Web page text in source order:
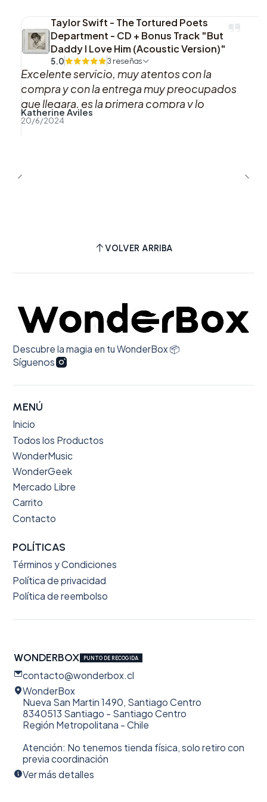
esta etapa de Niall Horan y buscan el álbum en
formato físico con firma e inserto. La
combinación de contenido confirmado y
presentación autografiada le da un perfil más
atractivo para guardar, regalar o sumar a la
colección personal.
Taylor Swift - The Tortured Poets
Department - CD + Bonus Track "But
Daddy I Love Him (Acoustic Version)"
5.0 3 reseñas
Excelente servicio, muy atentos con la
compra y con la entrega muy preocupados
que llegara, es la primera compra y lo
recomiendo al 100%, gracias
Katherine Aviles
20/6/2024
VOLVER ARRIBA
Descubre la magia en tu WonderBox 📦
Síguenos
MENÚ
Inicio
Todos los Productos
WonderMusic
WonderGeek
Mercado Libre
Carrito
Contacto
POLÍTICAS
Términos y Condiciones
Política de privacidad
Política de reembolso
WONDERBOX PUNTO DE RECOGIDA
contacto@wonderbox.cl
WonderBox
Nueva San Martin 1490, Santiago Centro
8340513 Santiago - Santiago Centro
Región Metropolitana - Chile
Atención: No tenemos tienda física, solo retiro con
previa coordinación
Ver más detalles